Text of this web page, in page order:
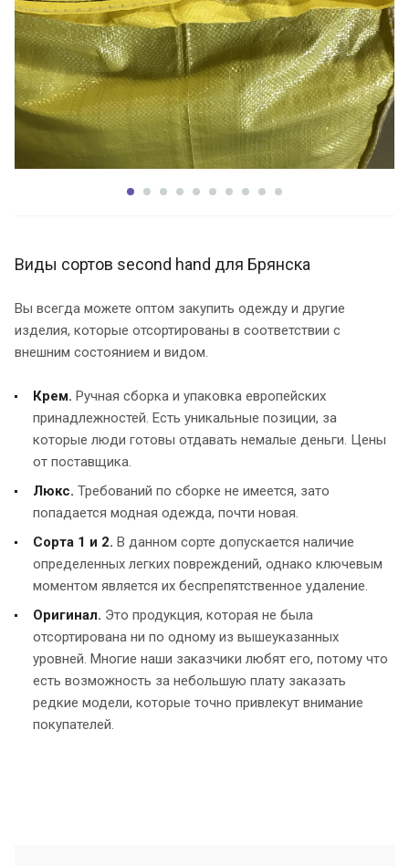
Виды сортов second hand для Брянска
Вы всегда можете оптом закупить одежду и другие
изделия, которые отсортированы в соответствии с
внешним состоянием и видом.
Крем. Ручная сборка и упаковка европейских
принадлежностей. Есть уникальные позиции, за
которые люди готовы отдавать немалые деньги. Цены
от поставщика.
Люкс. Требований по сборке не имеется, зато
попадается модная одежда, почти новая.
Сорта 1 и 2. В данном сорте допускается наличие
определенных легких повреждений, однако ключевым
моментом является их беспрепятственное удаление.
Оригинал. Это продукция, которая не была
отсортирована ни по одному из вышеуказанных
уровней. Многие наши заказчики любят его, потому что
есть возможность за небольшую плату заказать
редкие модели, которые точно привлекут внимание
покупателей.